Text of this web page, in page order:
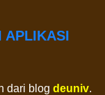
APLIKASI
dari blog deuniv.